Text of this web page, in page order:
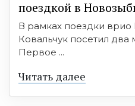
поездкой в
В рамках поездки врио
Ковальчук посетил
Первое ...
Читать далее